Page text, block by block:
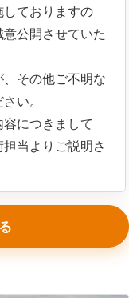
ておりますの
公開させていた
その他ご不明な
い。
につきまして
当よりご説明さ